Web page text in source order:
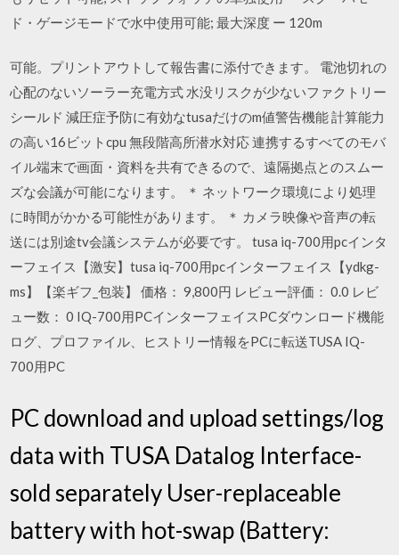
ド・ゲージモードで水中使用可能; 最大深度 ー 120m
可能。プリントアウトして報告書に添付できます。 電池切れの
心配のないソーラー充電方式 水没リスクが少ないファクトリー
シールド 減圧症予防に有効なtusaだけのm値警告機能 計算能力
の高い16ビットcpu 無段階高所潜水対応 連携するすべてのモバ
イル端末で画面・資料を共有できるので、遠隔拠点とのスムー
ズな会議が可能になります。 ＊ ネットワーク環境により処理
に時間がかかる可能性があります。 ＊ カメラ映像や音声の転
送には別途tv会議システムが必要です。 tusa iq-700用pcインタ
ーフェイス【激安】tusa iq-700用pcインターフェイス【ydkg-
ms】【楽ギフ_包装】 価格： 9,800円 レビュー評価： 0.0 レビ
ュー数： 0 IQ-700用PCインターフェイスPCダウンロード機能
ログ、プロファイル、ヒストリー情報をPCに転送TUSA IQ-
700用PC
PC download and upload settings/log
data with TUSA Datalog Interface-
sold separately User-replaceable
battery with hot-swap (Battery: